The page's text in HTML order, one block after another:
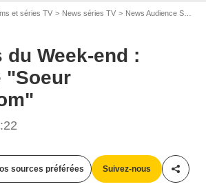
et séries TV News séries TV News Audience Séries TV
Week-end :
"Soeur
sources préférées Suivez-nous